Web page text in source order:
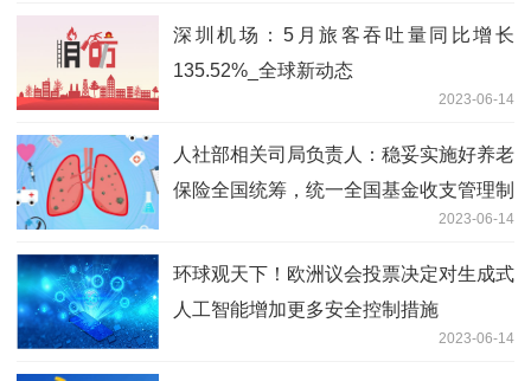
深圳机场：5月旅客吞吐量同比增长
135.52%_全球新动态
2023-06-14
人社部相关司局负责人：稳妥实施好养老
保险全国统筹，统一全国基金收支管理制
2023-06-14
环球观天下！欧洲议会投票决定对生成式
人工智能增加更多安全控制措施
2023-06-14